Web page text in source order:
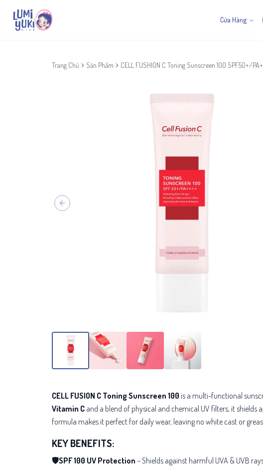
Cửa Hàng
Trang Chủ Sản Phẩm CELL FUSHION C Toning Sunscreen 100 SPF50+/
Previous slide
CELL FUSION C Toning Sunscreen 100 is a multi-functional
Vitamin C and a blend of physical and chemical UV filters, it shields
formula makes it perfect for daily wear, leaving no white cast or
KEY BENEFITS:
🛡️SPF 100 UV Protection – Shields against harmful UVA & UVB